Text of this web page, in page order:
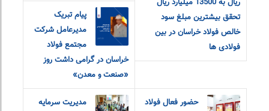
ریال به 13500 میلیارد ریال
تحقق بیشترین مبلغ سود
خالص فولاد خراسان در بین
فولادی ها
پیام تبریک
مدیرعامل شرکت
مجتمع فولاد
خراسان در گرامی داشت روز
«صنعت و معدن»
حضور فعال فولاد
مدیریت سرمایه